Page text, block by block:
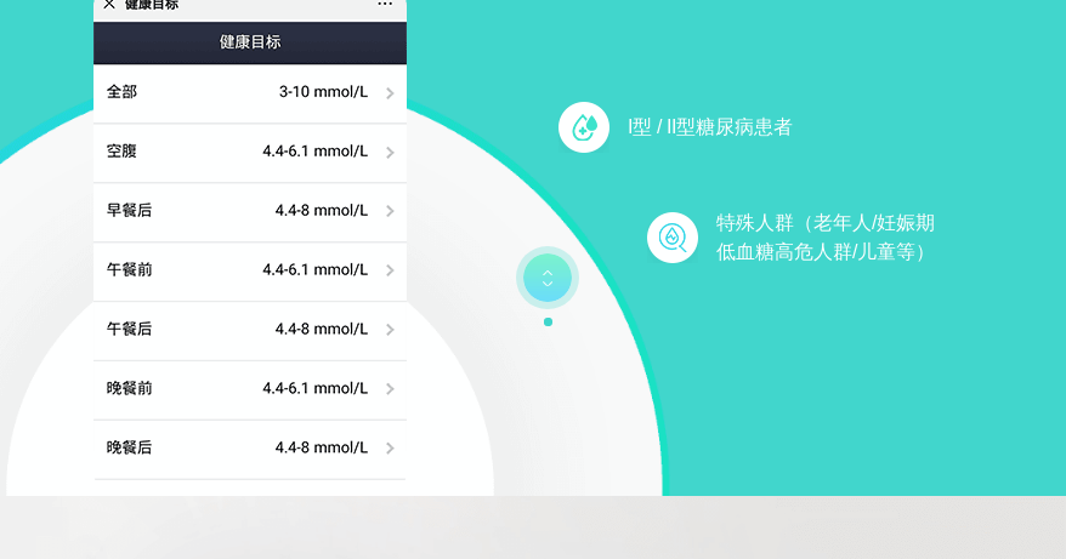
I型 / II型糖尿病患者
特殊人群（老年人/妊娠期
低血糖高危人群/儿童等）